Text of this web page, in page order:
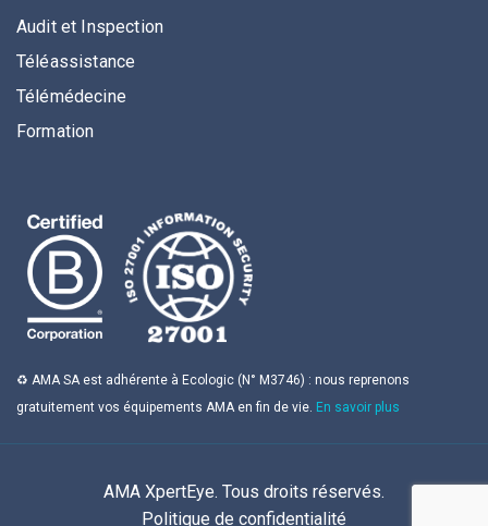
Audit et Inspection
Téléassistance
Télémédecine
Formation
♻️ AMA SA est adhérente à Ecologic (N° M3746) : nous reprenons
gratuitement vos équipements AMA en fin de vie. En savoir plus
AMA XpertEye. Tous droits réservés.
Politique de confidentialité